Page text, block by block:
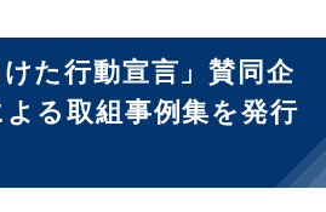
けた行動宣言」賛同企
る取組事例集を発行